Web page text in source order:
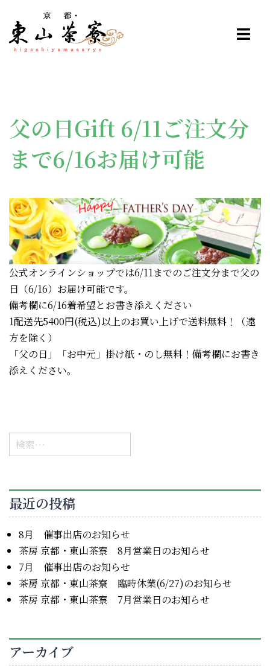
父の日Gift 6/11ご注文分
まで6/16お届け可能
公式オンラインショップでは6/11までのご注文分まで父の
日（6/16）お届け可能です。
備考欄に6/16着希望とお書き添えください
1配送先5400円(税込)以上のお買い上げで送料無料！（遠
方を除く）
「父の日」「お中元」掛け紙・のし無料！備考欄にお書き
添えください。
検
索:
最近の投稿
8月 催事出店のお知らせ
茶房 京都・東山茶寮 8月営業日のお知らせ
7月 催事出店のお知らせ
茶房 京都・東山茶寮 臨時休業(6/27)のお知らせ
茶房 京都・東山茶寮 7月営業日のお知らせ
アーカイブ